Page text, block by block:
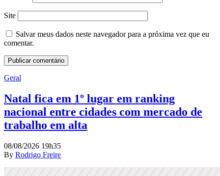
Site
Salvar meus dados neste navegador para a próxima vez que eu
comentar.
Geral
Natal fica em 1º lugar em ranking
nacional entre cidades com mercado de
trabalho em alta
08/08/2026 19h35
By Rodrigo Freire